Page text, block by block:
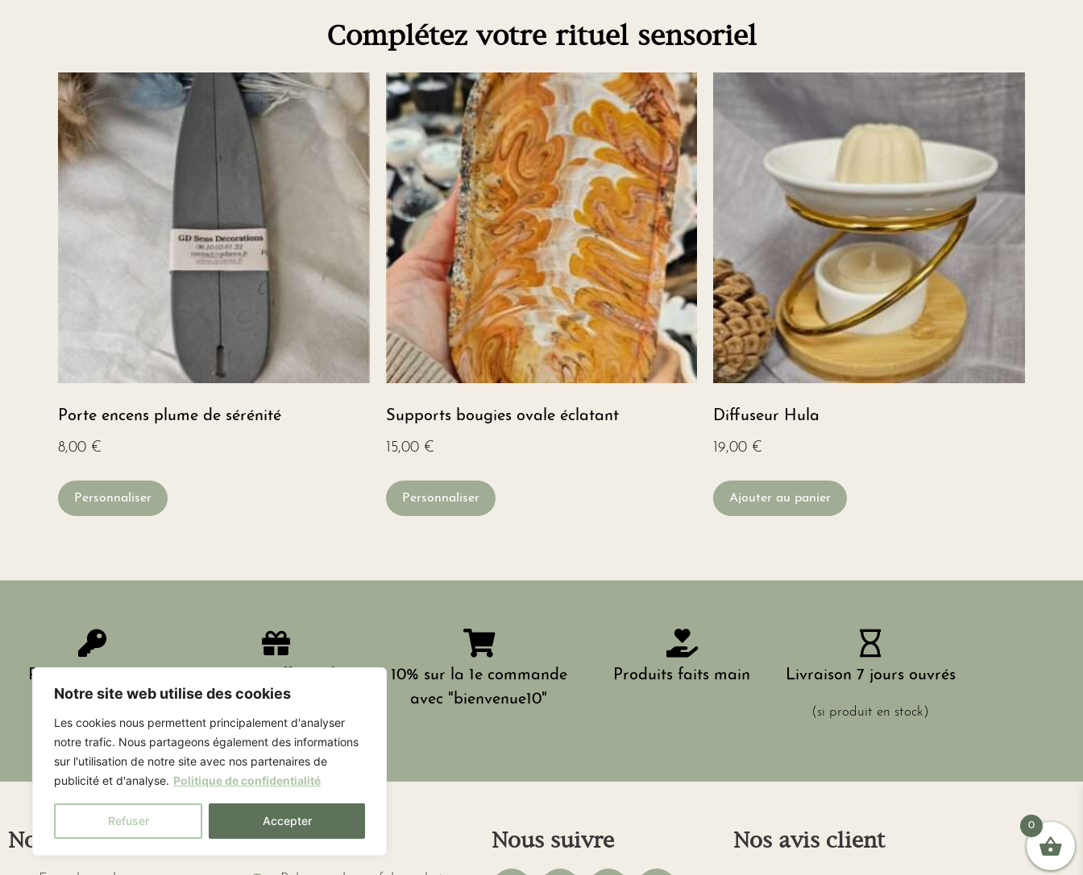
Notre site web utilise des cookies
Les cookies nous permettent principalement d'analyser
notre trafic. Nous partageons également des informations
sur l'utilisation de notre site avec nos partenaires de
publicité et d'analyse. Politique de confidentialité
Refuser Accepter
Complétez votre rituel sensoriel
Porte encens plume de sérénité
8,00 €
Personnaliser
Supports bougies ovale éclatant
15,00 €
Personnaliser
Diffuseur Hula
19,00 €
Ajouter au panier
Paiement sécurisé
60€
10% sur la 1e commande
avec "bienvenue10"
Produits faits main Livraison 7 jours ouvrés
(si produit en stock)
Nous contacter Liens utiles Nous suivre Nos avis client
0